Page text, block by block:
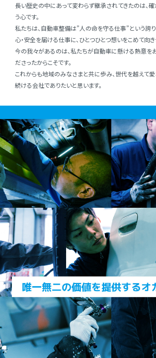
⻑い歴史の中にあって変わらず継承されてきたのは、
う⼼です。
私たちは、⾃動⾞整備は”⼈の命を守る仕事”という誇
⼼・安全を届ける仕事に、ひとつひとつ想いをこめて向き
今の我々があるのは、私たちが⾃動⾞に懸ける熱意を
ださったからこそです。
これからも地域のみなさまと共に歩み、世代を越えて
続ける会社でありたいと思います。